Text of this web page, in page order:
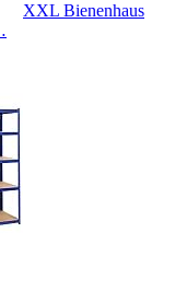
XXL Bienenhaus